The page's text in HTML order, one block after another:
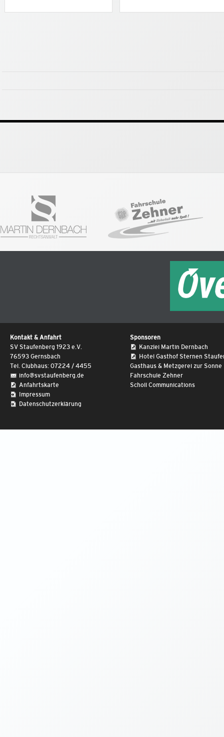
Kontakt & Anfahrt
SV Staufenberg 1923 e.V.
76593 Gernsbach
Tel. Clubhaus: 07224 / 4455
info@svstaufenberg.de
Anfahrtskarte
Impressum
Datenschutzerklärung
Sponsoren
Kanzlei Martin Dernbach
Hotel Gasthof Sternen
Gasthaus & Metzgerei zur Sonne
Fahrschule Zehner
Scholl Communications